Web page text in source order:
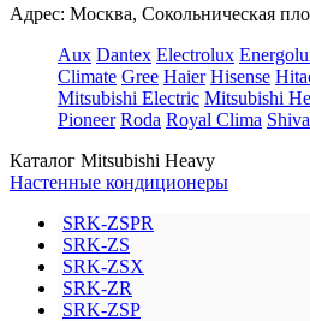
Адрес: Москва, Сокольническая
Aux Dantex Electrolux
Climate Gree Haier Hisense
Mitsubishi Electric Mitsubishi
Pioneer Roda Royal Clima
Каталог Mitsubishi Heavy
Настенные кондиционеры
SRK-ZSPR
SRK-ZS
SRK-ZSX
SRK-ZR
SRK-ZSP